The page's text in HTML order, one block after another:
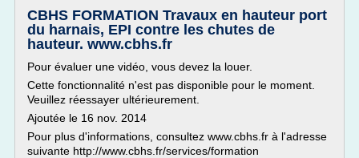
CBHS FORMATION Travaux en hauteur port
du harnais, EPI contre les chutes de
hauteur. www.cbhs.fr
Pour évaluer une vidéo, vous devez la louer.
Cette fonctionnalité n'est pas disponible pour le moment.
Veuillez réessayer ultérieurement.
Ajoutée le 16 nov. 2014
Pour plus d'informations, consultez www.cbhs.fr à l'adresse
suivante http://www.cbhs.fr/services/formation